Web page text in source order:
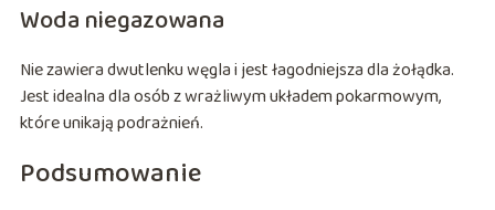
Woda niegazowana
Nie zawiera dwutlenku węgla i jest łagodniejsza dla żołądka.
Jest idealna dla osób z wrażliwym układem pokarmowym,
które unikają podrażnień.
Podsumowanie